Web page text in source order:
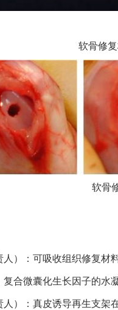
软骨修
软骨
）：可吸收组织修复材料
合微囊化生长因子的水
）：真皮诱导再生支架